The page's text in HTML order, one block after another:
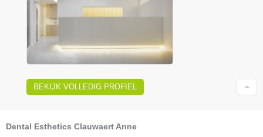
BEKIJK VOLLEDIG PROFIEL
Dental Esthetics Clauwaert Anne